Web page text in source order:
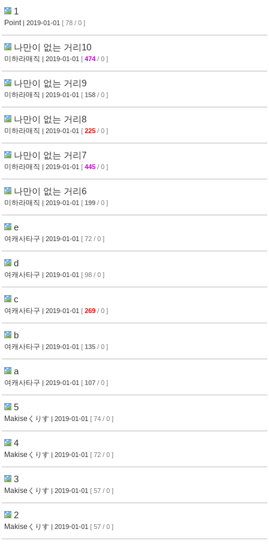
1
Point | 2019-01-01 [ 78 / 0 ]
나만이 없는 거리10
미하라매직 | 2019-01-01 [ 474 / 0 ]
나만이 없는 거리9
미하라매직 | 2019-01-01 [ 158 / 0 ]
나만이 없는 거리8
미하라매직 | 2019-01-01 [ 225 / 0 ]
나만이 없는 거리7
미하라매직 | 2019-01-01 [ 445 / 0 ]
나만이 없는 거리6
미하라매직 | 2019-01-01 [ 199 / 0 ]
e
여캐사타구 | 2019-01-01 [ 72 / 0 ]
d
여캐사타구 | 2019-01-01 [ 98 / 0 ]
c
여캐사타구 | 2019-01-01 [ 269 / 0 ]
b
여캐사타구 | 2019-01-01 [ 135 / 0 ]
a
여캐사타구 | 2019-01-01 [ 107 / 0 ]
5
Makiseくりす | 2019-01-01 [ 74 / 0 ]
4
Makiseくりす | 2019-01-01 [ 72 / 0 ]
3
Makiseくりす | 2019-01-01 [ 57 / 0 ]
2
Makiseくりす | 2019-01-01 [ 57 / 0 ]